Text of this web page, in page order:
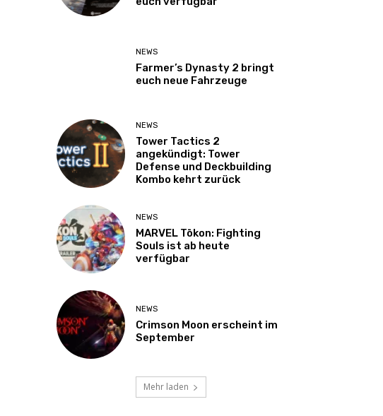
NEWS
Farmer’s Dynasty 2 bringt
euch neue Fahrzeuge
NEWS
Tower Tactics 2
angekündigt: Tower
Defense und Deckbuilding
Kombo kehrt zurück
NEWS
MARVEL Tōkon: Fighting
Souls ist ab heute
verfügbar
NEWS
Crimson Moon erscheint im
September
Mehr laden